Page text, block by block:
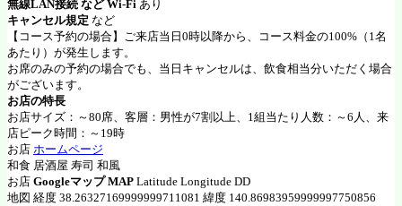
無線LAN接続 など Wi-Fi あり
キャンセル規定 など
【コース予約の場合】ご来店当日0時以降から、コース料金の100%（1名
あたり）が発生します。
お席のみの予約の場合でも、当日キャンセルは、飲食相当分いただく場合
がございます。
お店の特長
お店サイズ：～80席、客層：男性が7割以上、1組当たり人数：～6人、来
店ピーク時間：～19時
お店 ホームページ
和食 居酒屋 寿司 和風
お店 Googleマップ MAP Latitude Longitude DD
地図 経度 38.26327169999999711081 緯度 140.86983959999997750856